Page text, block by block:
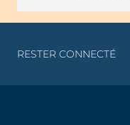
RESTER CONNECTÉ